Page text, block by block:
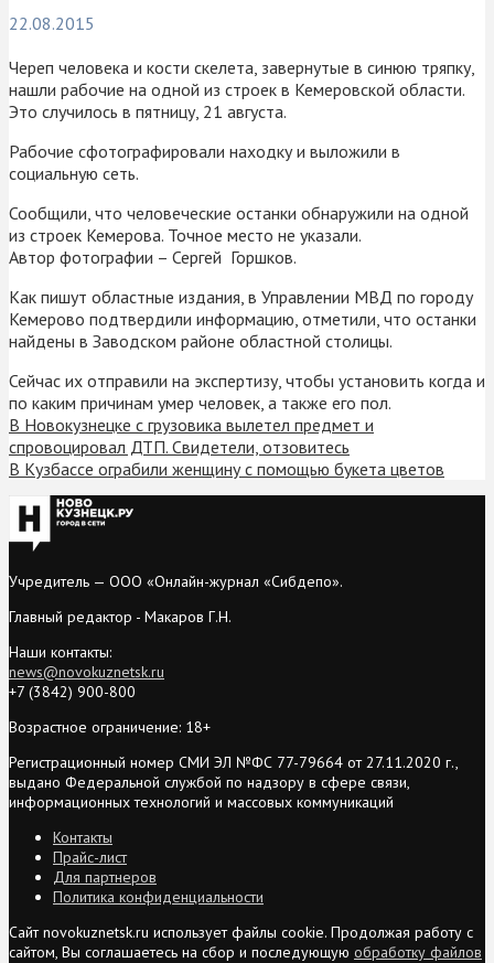
22.08.2015
Череп человека и кости скелета, завернутые в синюю тряпку,
нашли рабочие на одной из строек в Кемеровской области.
Это случилось в пятницу, 21 августа.
Рабочие сфотографировали находку и выложили в
социальную сеть.
Сообщили, что человеческие останки обнаружили на одной
из строек Кемерова. Точное место не указали.
Автор фотографии – Сергей Горшков.
Как пишут областные издания, в Управлении МВД по городу
Кемерово подтвердили информацию, отметили, что останки
найдены в Заводском районе областной столицы.
Сейчас их отправили на экспертизу, чтобы установить когда и
по каким причинам умер человек, а также его пол.
В Новокузнецке с грузовика вылетел предмет и
спровоцировал ДТП. Свидетели, отзовитесь
В Кузбассе ограбили женщину с помощью букета цветов
Учредитель — ООО «Онлайн-журнал «Сибдепо».
Главный редактор - Макаров Г.Н.
Наши контакты:
news@novokuznetsk.ru
+7 (3842) 900-800
Возрастное ограничение: 18+
Регистрационный номер СМИ ЭЛ №ФС 77-79664 от 27.11.2020 г.,
выдано Федеральной службой по надзору в сфере связи,
информационных технологий и массовых коммуникаций
Контакты
Прайс-лист
Для партнеров
Политика конфиденциальности
Сайт novokuznetsk.ru использует файлы cookie. Продолжая работу с
сайтом, Вы соглашаетесь на сбор и последующую обработку файлов